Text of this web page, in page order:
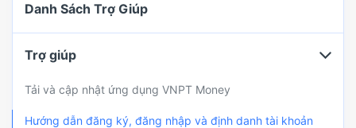
Danh Sách Trợ Giúp
Trợ giúp
Tải và cập nhật ứng dụng VNPT Money
Hướng dẫn đăng ký, đăng nhập và định danh tài khoản